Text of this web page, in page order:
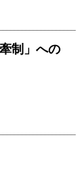
制」への
郎・東京大